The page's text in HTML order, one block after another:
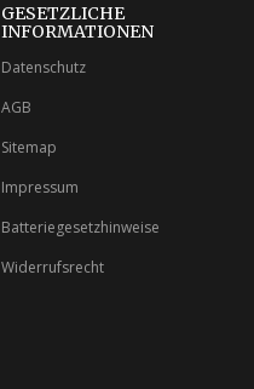
GESETZLICHE
INFORMATIONEN
Datenschutz
AGB
Sitemap
Impressum
Batteriegesetzhinweise
Widerrufsrecht